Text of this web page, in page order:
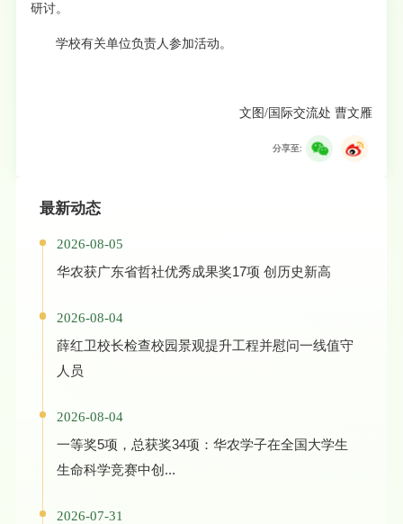
研讨。
学校有关单位负责人参加活动。
文图/国际交流处 曹文雁
分享至:
最新动态
2026-08-05
华农获广东省哲社优秀成果奖17项 创历史新高
2026-08-04
薛红卫校长检查校园景观提升工程并慰问一线值守
人员
2026-08-04
一等奖5项，总获奖34项：华农学子在全国大学生
生命科学竞赛中创...
2026-07-31